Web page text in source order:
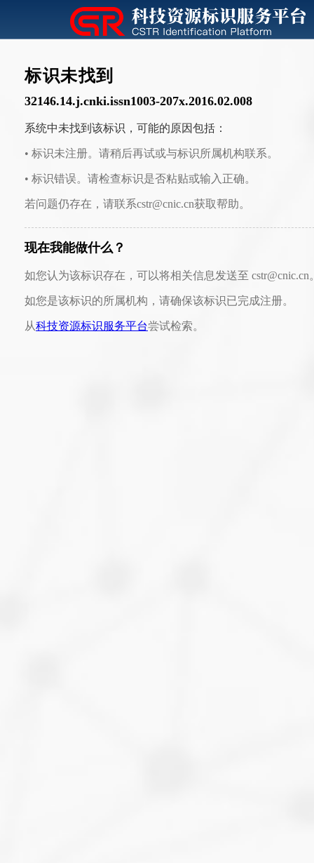
标识未找到
32146.14.j.cnki.issn1003-207x.2016.02.008
系统中未找到该标识，可能的原因包括：
• 标识未注册。请稍后再试或与标识所属机构联系。
• 标识错误。请检查标识是否粘贴或输入正确。
若问题仍存在，请联系cstr@cnic.cn获取帮助。
现在我能做什么？
如您认为该标识存在，可以将相关信息发送至 cstr@cnic.cn
如您是该标识的所属机构，请确保该标识已完成注册。
从科技资源标识服务平台尝试检索。